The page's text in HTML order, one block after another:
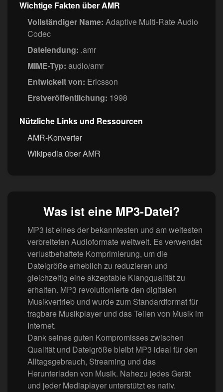
Wichtige Fakten über AMR
Vollständiger Name: Adaptive Multi-Rate Audio
Codec
Dateiendung: .amr
MIME-Typ: audio/amr
Entwickelt von: Ericsson
Erstveröffentlichung: 1998
Nützliche Links und Ressourcen
AMR-Konverter
Wikipedia über AMR
Was ist eine MP3-Datei?
MP3 ist eines der bekanntesten und am weitesten
verbreiteten Audioformate weltweit. Es verwendet
verlustbehaftete Komprimierung, um die
Dateigröße erheblich zu reduzieren und
gleichzeitig eine akzeptable Klangqualität zu
erhalten. MP3 revolutionierte den digitalen
Musikvertrieb und wurde zum Standardformat für
tragbare Musikplayer und das Teilen von Musik im
Internet.
Dank seines guten Kompromisses zwischen
Qualität und Dateigröße bleibt MP3 ideal für den
Alltagsgebrauch, Streaming und das
Herunterladen von Musik. Nahezu jedes Gerät
und jeder Mediaplayer unterstützt es nativ.